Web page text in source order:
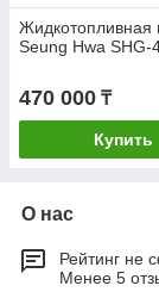
Жидкотопливная
Seung Hwa SHG-
470 000 ₸
Купить
О нас
Рейтинг не
Менее 5